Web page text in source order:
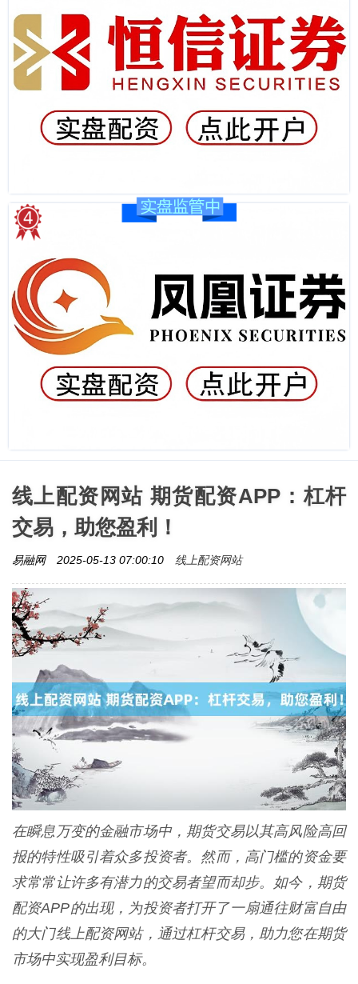
线上配资网站 期货配资APP：杠杆
交易，助您盈利！
易融网 2025-05-13 07:00:10 线上配资网站
在瞬息万变的金融市场中，期货交易以其高风险高回
报的特性吸引着众多投资者。然而，高门槛的资金要
求常常让许多有潜力的交易者望而却步。如今，期货
配资APP的出现，为投资者打开了一扇通往财富自由
的大门线上配资网站，通过杠杆交易，助力您在期货
市场中实现盈利目标。